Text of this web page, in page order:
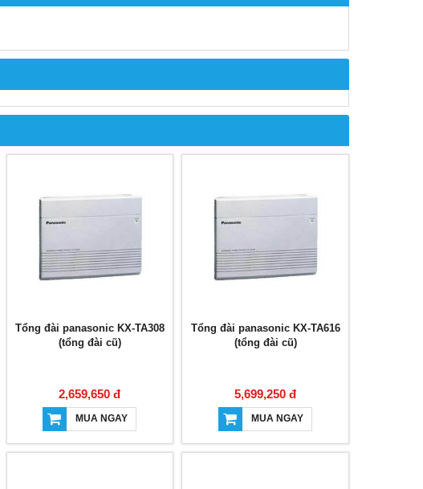
Tổng đài panasonic KX-TA308
(tổng đài cũ)
2,659,650 đ
MUA NGAY
Tổng đài panasonic KX-TA616
(tổng đài cũ)
5,699,250 đ
MUA NGAY